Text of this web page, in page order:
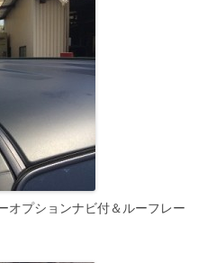
オプションナビ付＆ルーフレー